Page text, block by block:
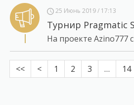
25 Июнь 2019 / 17:13
Турнир Pragmatic
На проекте Azino777
<< < 1 2 3 … 14